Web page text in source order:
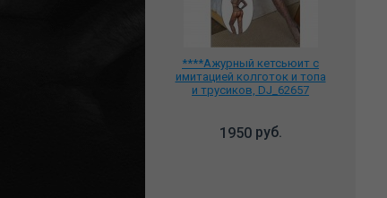
****Ажурный кетсьюит с
имитацией колготок и топа
и трусиков, DJ_62657
1950руб.